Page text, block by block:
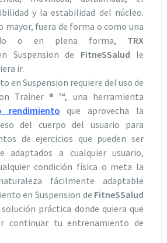
y la estabilidad del núcleo.
mayor, fuera de forma o como una
o en plena forma, TRX
Suspension de FitneSSalud le
ir.
en Suspension requiere del uso de
Trainer ® ™, una herramienta
rendimiento que aprovecha la
del cuerpo del usuario para
de ejercicios que pueden ser
adaptados a cualquier usuario,
condición física o meta la
fácilmente adaptable
en Suspension de FitneSSalud
práctica donde quiera que
continuar tu entrenamiento de